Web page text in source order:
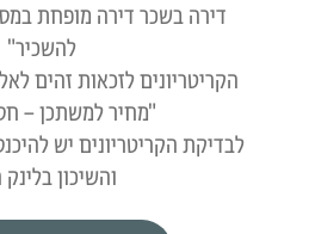
דירה בשכר דירה מופחת
להשכיר"
הקריטריונים לזכאות זהים
"מחיר למשתכן –
לבדיקת הקריטריונים יש
והשיכון